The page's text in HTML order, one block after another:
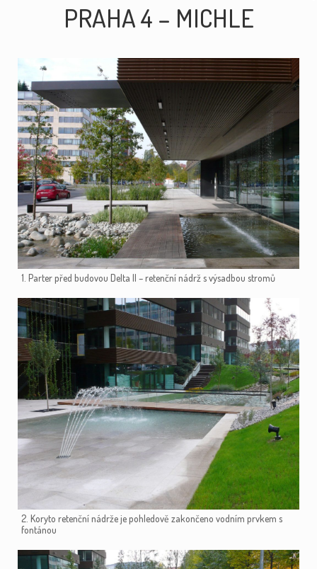
PRAHA 4 – MICHLE
1. Parter před budovou Delta II – retenční nádrž s výsadbou stromů
2. Koryto retenční nádrže je pohledově zakončeno vodním prvkem s
fontánou